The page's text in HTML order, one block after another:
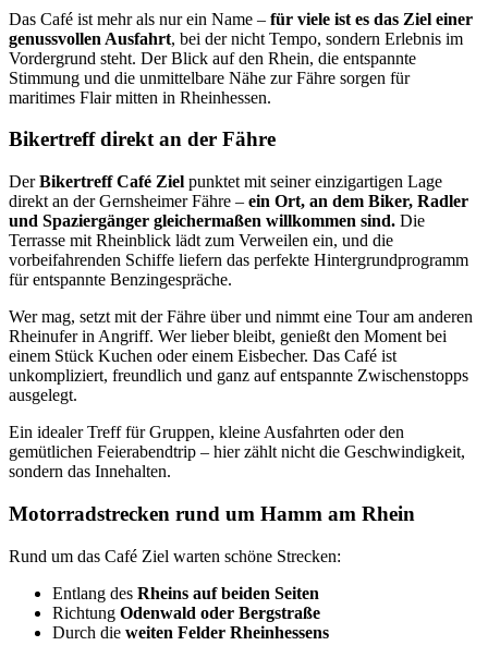
Das Café ist mehr als nur ein Name – für viele ist es das Ziel einer
genussvollen Ausfahrt, bei der nicht Tempo, sondern Erlebnis im
Vordergrund steht. Der Blick auf den Rhein, die entspannte
Stimmung und die unmittelbare Nähe zur Fähre sorgen für
maritimes Flair mitten in Rheinhessen.
Bikertreff direkt an der Fähre
DerBikertreff Café Ziel punktet mit seiner einzigartigen Lage
direkt an der Gernsheimer Fähre – ein Ort, an dem Biker, Radler
und Spaziergänger gleichermaßen willkommen sind. Die
Terrasse mit Rheinblick lädt zum Verweilen ein, und die
vorbeifahrenden Schiffe liefern das perfekte Hintergrundprogramm
für entspannte Benzingespräche.
Wer mag, setzt mit der Fähre über und nimmt eine Tour am anderen
Rheinufer in Angriff. Wer lieber bleibt, genießt den Moment bei
einem Stück Kuchen oder einem Eisbecher. Das Café ist
unkompliziert, freundlich und ganz auf entspannte Zwischenstopps
ausgelegt.
Ein idealer Treff für Gruppen, kleine Ausfahrten oder den
gemütlichen Feierabendtrip – hier zählt nicht die Geschwindigkeit,
sondern das Innehalten.
Motorradstrecken rund um Hamm am Rhein
Rund um das Café Ziel warten schöne Strecken:
Entlang des Rheins auf beiden Seiten
Richtung Odenwald oder Bergstraße
Durch die weiten Felder Rheinhessens